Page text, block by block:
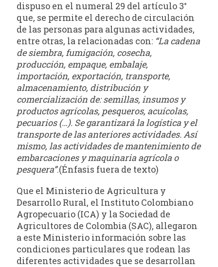
dispuso en el numeral 29 del artículo 3°
que, se permite el derecho de circulación
de las personas para algunas actividades,
entre otras, la relacionadas con: “La cadena
de siembra, fumigación, cosecha,
producción, empaque, embalaje,
importación, exportación, transporte,
almacenamiento, distribución y
comercialización de: semillas, insumos y
productos agrícolas, pesqueros, acuícolas,
pecuarios (…). Se garantizará la logística y el
transporte de las anteriores actividades. Así
mismo, las actividades de mantenimiento de
embarcaciones y maquinaria agrícola o
pesquera”.(Énfasis fuera de texto)
Que el Ministerio de Agricultura y
Desarrollo Rural, el Instituto Colombiano
Agropecuario (ICA) y la Sociedad de
Agricultores de Colombia (SAC), allegaron
a este Ministerio información sobre las
condiciones particulares que rodean las
diferentes actividades que se desarrollan